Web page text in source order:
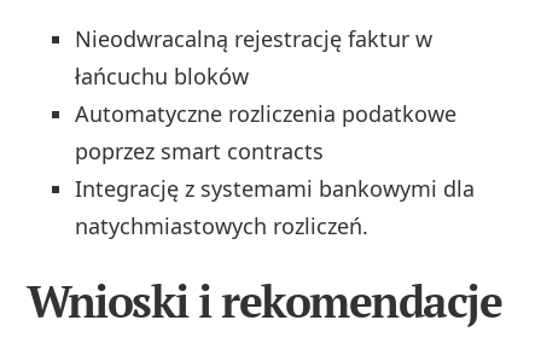
Nieodwracalną rejestrację faktur w
łańcuchu bloków
Automatyczne rozliczenia podatkowe
poprzez smart contracts
Integrację z systemami bankowymi dla
natychmiastowych rozliczeń.
Wnioski i rekomendacje